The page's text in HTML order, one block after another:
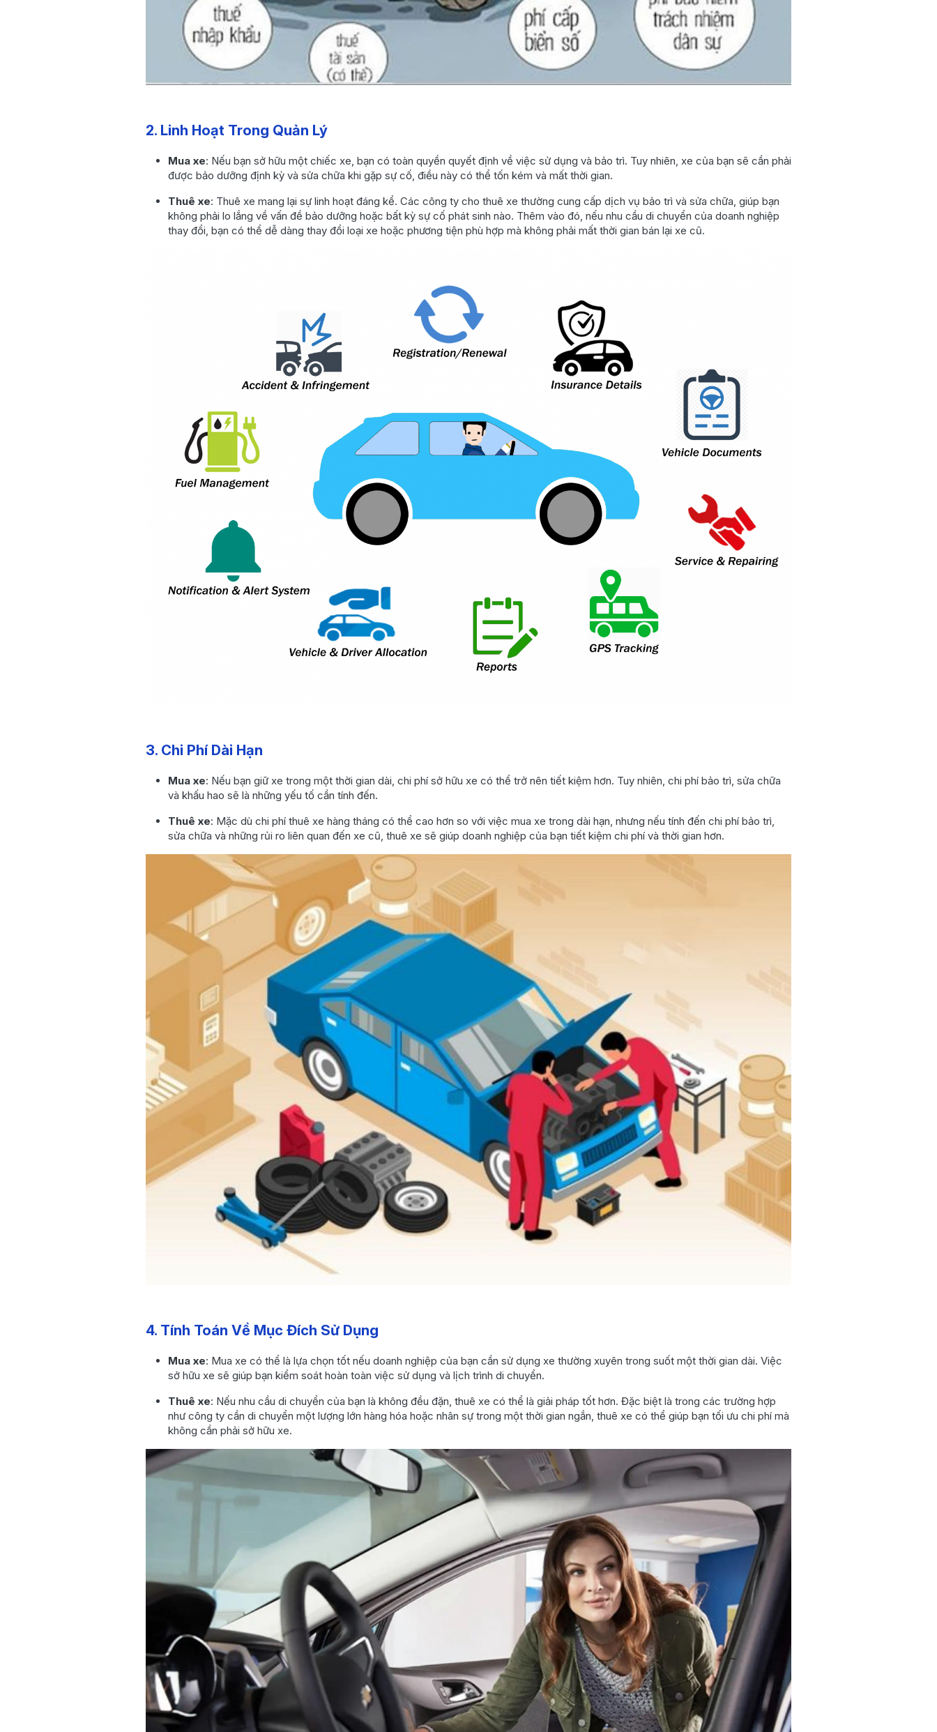
2. Linh Hoạt Trong Quản Lý
Mua xe: Nếu bạn sở hữu một chiếc xe, bạn có toàn quyền quyết định về việc sử dụng và bảo trì. Tuy nhiên, xe của bạn sẽ cần phải
được bảo dưỡng định kỳ và sửa chữa khi gặp sự cố, điều này có thể tốn kém và mất thời gian.
Thuê xe: Thuê xe mang lại sự linh hoạt đáng kể. Các công ty cho thuê xe thường cung cấp dịch vụ bảo trì và sửa chữa, giúp bạn
không phải lo lắng về vấn đề bảo dưỡng hoặc bất kỳ sự cố phát sinh nào. Thêm vào đó, nếu nhu cầu di chuyển của doanh nghiệp
thay đổi, bạn có thể dễ dàng thay đổi loại xe hoặc phương tiện phù hợp mà không phải mất thời gian bán lại xe cũ.
3. Chi Phí Dài Hạn
Mua xe: Nếu bạn giữ xe trong một thời gian dài, chi phí sở hữu xe có thể trở nên tiết kiệm hơn. Tuy nhiên, chi phí bảo trì, sửa chữa
và khấu hao sẽ là những yếu tố cần tính đến.
Thuê xe: Mặc dù chi phí thuê xe hàng tháng có thể cao hơn so với việc mua xe trong dài hạn, nhưng nếu tính đến chi phí bảo trì,
sửa chữa và những rủi ro liên quan đến xe cũ, thuê xe sẽ giúp doanh nghiệp của bạn tiết kiệm chi phí và thời gian hơn.
4. Tính Toán Về Mục Đích Sử Dụng
Mua xe: Mua xe có thể là lựa chọn tốt nếu doanh nghiệp của bạn cần sử dụng xe thường xuyên trong suốt một thời gian dài. Việc
sở hữu xe sẽ giúp bạn kiểm soát hoàn toàn việc sử dụng và lịch trình di chuyển.
Thuê xe: Nếu nhu cầu di chuyển của bạn là không đều đặn, thuê xe có thể là giải pháp tốt hơn. Đặc biệt là trong các trường hợp
như công ty cần di chuyển một lượng lớn hàng hóa hoặc nhân sự trong một thời gian ngắn, thuê xe có thể giúp bạn tối ưu chi phí mà
không cần phải sở hữu xe.